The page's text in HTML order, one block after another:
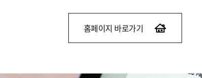
홈페이지 바로가기